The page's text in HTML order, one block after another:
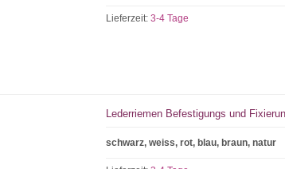
Lieferzeit:3-4 Tage
Lederriemen Befestigungs und
schwarz, weiss, rot, blau, braun, natur